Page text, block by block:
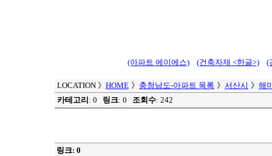
(아파트 에이에스) (건축자재 <한글>) (
LOCATION 》 HOME 》 충청남도-아파트 목록 》 서산시 》 해
카테고리 : 0 링크: 0 조회수: 242
링크: 0